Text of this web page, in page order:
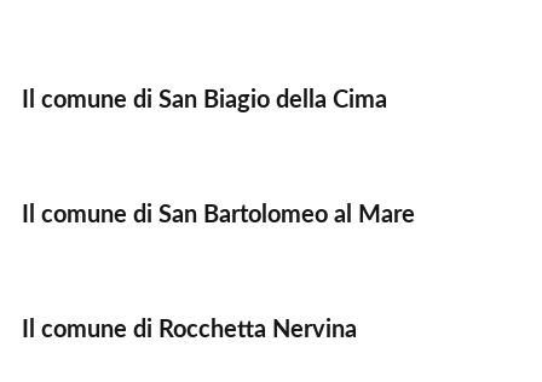
Il comune di San Biagio della Cima
Il comune di San Bartolomeo al Mare
Il comune di Rocchetta Nervina